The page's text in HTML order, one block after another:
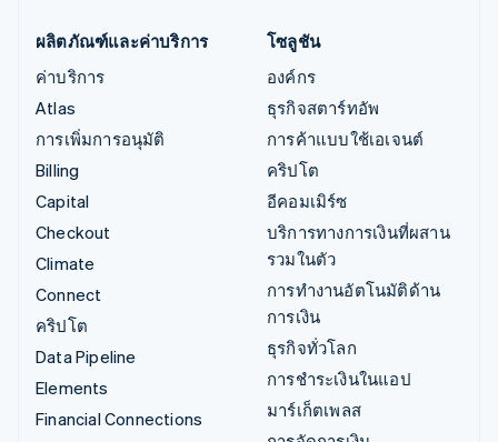
ผลิตภัณฑ์และค่าบริการ
ค่าบริการ
Atlas
การเพิ่มการอนุมัติ
Billing
Capital
Checkout
Climate
Connect
คริปโต
Data Pipeline
Elements
Financial Connections
โซลูชัน
องค์กร
ธุรกิจสตาร์ทอัพ
การค้าแบบใช้เอเจนต์
คริปโต
อีคอมเมิร์ซ
บริการทางการเงินที่ผสาน
รวมในตัว
การทำงานอัตโนมัติด้าน
การเงิน
ธุรกิจทั่วโลก
การชำระเงินในแอป
มาร์เก็ตเพลส